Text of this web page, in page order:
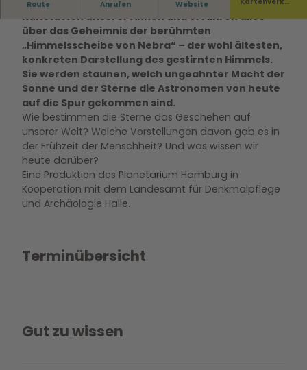
Route Anrufen Website
Kultstätten unserer Ahnen und erfahren alles
über das Geheimnis der berühmten
„Himmelsscheibe von Nebra“ – der wohl ältesten,
konkreten Darstellung des gestirnten Himmels.
Sie werden staunen, welch ungeahnter Macht der
Sonne und der Sterne die Astronomen von heute
auf die Spur gekommen sind.
Wie bestimmen die Sterne das Geschehen auf
unserer Welt? Welche Vorstellungen davon gab es in
der Frühzeit der Menschheit? Und was wissen wir
heute darüber?
Eine Produktion des Planetarium Hamburg in
Kooperation mit dem Landesamt für Denkmalpflege
und Archäologie Halle.
Terminübersicht
Gut zu wissen